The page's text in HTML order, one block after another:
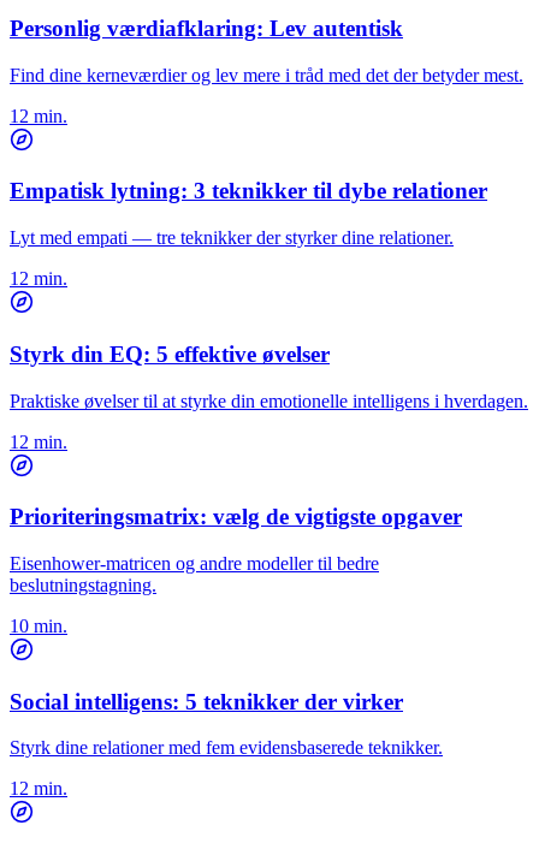
Personlig værdiafklaring: Lev autentisk
Find dine kerneværdier og lev mere i tråd med det der betyder mest.
12 min.
Empatisk lytning: 3 teknikker til dybe relationer
Lyt med empati — tre teknikker der styrker dine relationer.
12 min.
Styrk din EQ: 5 effektive øvelser
Praktiske øvelser til at styrke din emotionelle intelligens i hverdagen.
12 min.
Prioriteringsmatrix: vælg de vigtigste opgaver
Eisenhower-matricen og andre modeller til bedre
beslutningstagning.
10 min.
Social intelligens: 5 teknikker der virker
Styrk dine relationer med fem evidensbaserede teknikker.
12 min.